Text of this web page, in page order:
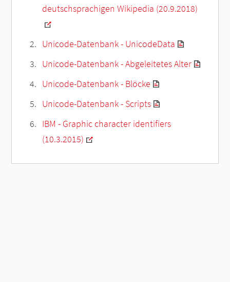
deutschsprachigen Wikipedia (20.9.2018)
Unicode-Datenbank - UnicodeData
Unicode-Datenbank - Abgeleitetes Alter
Unicode-Datenbank - Blöcke
Unicode-Datenbank - Scripts
IBM - Graphic character identifiers
(10.3.2015)